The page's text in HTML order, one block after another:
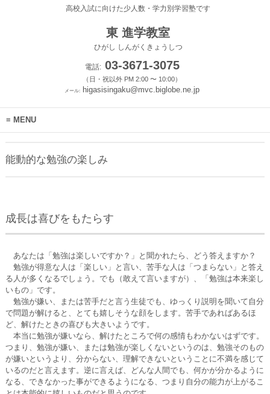
高校入試に向けた少人数・学力別学習塾です
東 進学教室
ひがし しんがくきょうしつ
電話:03-3671-3075
（日・祝以外 PM 2:00 〜 10:00）
メール: higasisingaku@mvc.biglobe.ne.jp
MENU
能動的な勉強の楽しみ
成長は喜びをもたらす
あなたは「勉強は楽しいですか？」と聞かれたら、どう答えますか？
勉強が得意な人は「楽しい」と言い、苦手な人は「つまらない」と答え
る人が多くなるでしょう。でも（敢えて言いますが）、「勉強は本来楽し
いもの」です。
勉強が嫌い、または苦手だと言う生徒でも、ゆっくり説明を聞いて自分
で問題が解けると、とても嬉しそうな顔をします。苦手であればあるほ
ど、解けたときの喜びも大きいようです。
本当に勉強が嫌いなら、解けたところで何の感情もわかないはずです。
つまり、勉強が嫌い、または勉強が楽しくないというのは、勉強そのもの
が嫌いというより、分からない、理解できないということに不満を感じて
いるのだと言えます。逆に言えば、どんな人間でも、何かが分かるように
なる、できなかった事ができるようになる、つまり自分の能力が上がるこ